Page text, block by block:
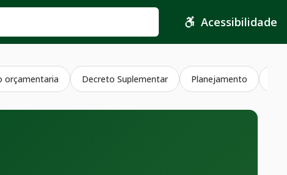
Acessibilidade
orçamentaria Decreto Suplementar Planejamento